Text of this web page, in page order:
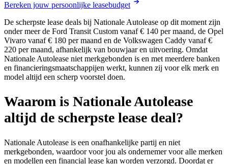
Bereken jouw persoonlijke leasebudget
De scherpste lease deals bij Nationale Autolease op dit moment zijn
onder meer de Ford Transit Custom vanaf € 140 per maand, de Opel
Vivaro vanaf € 180 per maand en de Volkswagen Caddy vanaf €
220 per maand, afhankelijk van bouwjaar en uitvoering. Omdat
Nationale Autolease niet merkgebonden is en met meerdere banken
en financieringsmaatschappijen werkt, kunnen zij voor elk merk en
model altijd een scherp voorstel doen.
Waarom is Nationale Autolease
altijd de scherpste lease deal?
Nationale Autolease is een onafhankelijke partij en niet
merkgebonden, waardoor voor jou als ondernemer voor alle merken
en modellen een financial lease kan worden verzorgd. Doordat er